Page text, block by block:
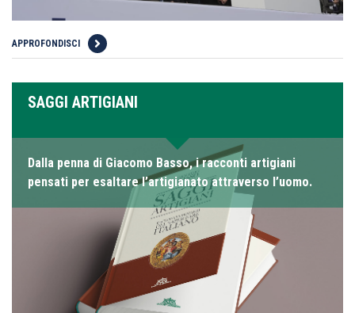
APPROFONDISCI
SAGGI ARTIGIANI
Dalla penna di Giacomo Basso, i racconti artigiani
pensati per esaltare l’artigianato attraverso l’uomo.